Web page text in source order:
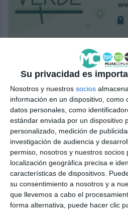
Su privacidad es
Nosotros y nuestros socios
información en un dispositivo, como
datos personales, como
estándar enviada por un dispositivo
personalizado, medición de
investigación de audiencia y
permiso, nosotros y nuestros socios
localización geográfica precisa e
características de dispositivos.
su consentimiento a nosotros y a
que llevemos a cabo el
forma alternativa, puede hacer clic